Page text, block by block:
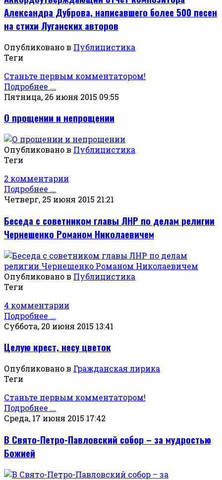
Александра Дуброва, написавшего более 500 песен
на стихи Луганских авторов
Опубликовано в Публицистика
Теги
Станьте первым комментатором!
Подробнее ...
Пятница, 26 июня 2015 09:55
О прощении и непрощении
Опубликовано в Публицистика
Теги
2 комментарии
Подробнее ...
Четверг, 25 июня 2015 21:21
Беседа с советником главы ЛНР по делам религии
Чернешенко Романом Николаевичем
Опубликовано в Публицистика
Теги
4 комментарии
Подробнее ...
Суббота, 20 июня 2015 13:41
Целую крест, несу цветок
Опубликовано в Гражданская лирика
Теги
Станьте первым комментатором!
Подробнее ...
Среда, 17 июня 2015 17:42
В Свято-Петро-Павловский собор – за мудростью
Божией